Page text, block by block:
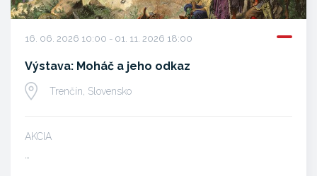
16. 06. 2026 10:00 - 01. 11. 2026 18:00
Výstava: Moháč a jeho odkaz
Trenčín, Slovensko
AKCIA
…